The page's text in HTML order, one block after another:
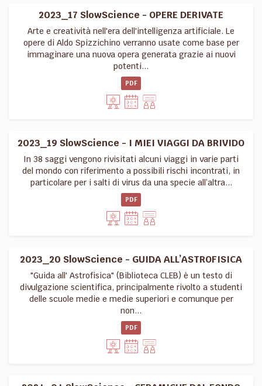
2023_17 SlowScience - OPERE DERIVATE
Arte e creatività nell'era dell'intelligenza artificiale. Le
opere di Aldo Spizzichino verranno usate come base per
immaginare una nuova opera generata grazie ai nuovi
potenti...
PDF
2023_19 SlowScience - I MIEI VIAGGI DA BRIVIDO
In 38 saggi vengono rivisitati alcuni viaggi in varie parti
del mondo con riferimento a possibili rischi incontrati, in
particolare per i salti di virus da una specie all’altra...
PDF
2023_20 SlowScience - GUIDA ALL’ASTROFISICA
"Guida all' Astrofisica" (Biblioteca CLEB) è un testo di
divulgazione scientifica, principalmente rivolto a studenti
delle scuole medie e medie superiori e comunque per
non...
PDF